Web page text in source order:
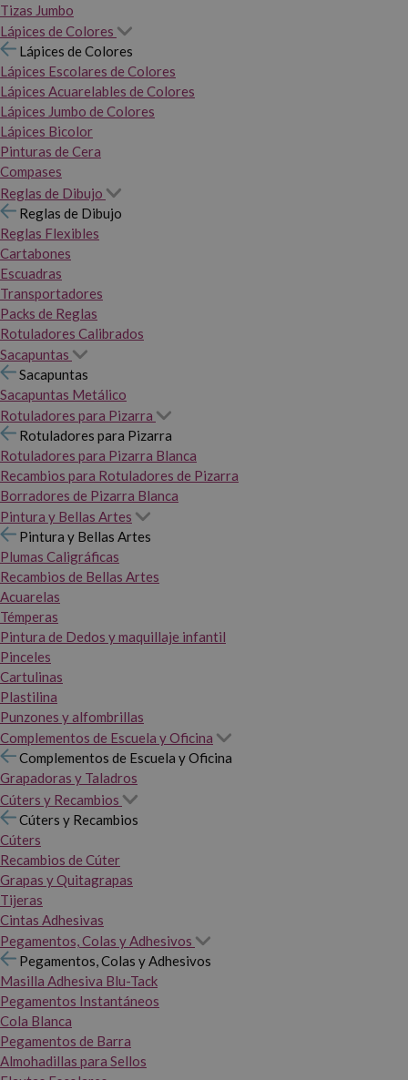
Tizas Jumbo
Lápices de Colores
Lápices de Colores
Lápices Escolares de Colores
Lápices Acuarelables de Colores
Lápices Jumbo de Colores
Lápices Bicolor
Pinturas de Cera
Compases
Reglas de Dibujo
Reglas de Dibujo
Reglas Flexibles
Cartabones
Escuadras
Transportadores
Packs de Reglas
Rotuladores Calibrados
Sacapuntas
Sacapuntas
Sacapuntas Metálico
Rotuladores para Pizarra
Rotuladores para Pizarra
Rotuladores para Pizarra Blanca
Recambios para Rotuladores de Pizarra
Borradores de Pizarra Blanca
Pintura y Bellas Artes
Pintura y Bellas Artes
Plumas Caligráficas
Recambios de Bellas Artes
Acuarelas
Témperas
Pintura de Dedos y maquillaje infantil
Pinceles
Cartulinas
Plastilina
Punzones y alfombrillas
Complementos de Escuela y Oficina
Complementos de Escuela y Oficina
Grapadoras y Taladros
Cúters y Recambios
Cúters y Recambios
Cúters
Recambios de Cúter
Grapas y Quitagrapas
Tijeras
Cintas Adhesivas
Pegamentos, Colas y Adhesivos
Pegamentos, Colas y Adhesivos
Masilla Adhesiva Blu-Tack
Pegamentos Instantáneos
Cola Blanca
Pegamentos de Barra
Almohadillas para Sellos